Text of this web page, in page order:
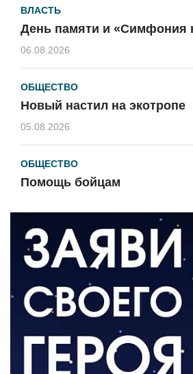
ВЛАСТЬ
День памяти и «Симфония
06.08.2026
ОБЩЕСТВО
Новый настил на экотропе
05.08.2026
ОБЩЕСТВО
Помощь бойцам
ВЛАСТЬ
«Второй старт» для
РАЗЪЯСНЯЕМ
Контракт с новой выплатой
05.08.2026